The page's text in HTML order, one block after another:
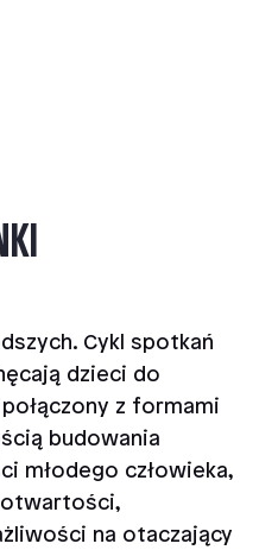
Cykl spotkań
dzieci do
z formami
budowania
młodego człowieka,
otwartości,
na otaczający